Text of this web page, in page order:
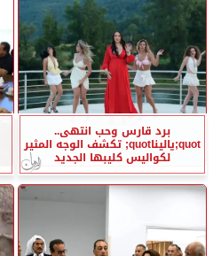
برد قارس وحب انتهى..
quot;ياليناquot; تكشف الوجه المثير
لكواليس كليبها الجديد